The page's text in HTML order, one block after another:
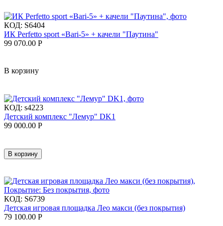
КОД: S6404
ИК Perfetto sport «Bari-5» + качели "Паутина"
99 070.00 Р
В корзину
КОД: s4223
Детский комплекс "Лемур" DK1
99 000.00 Р
В корзину
КОД: S6739
Детская игровая площадка Лео макси (без покрытия)
79 100.00 Р